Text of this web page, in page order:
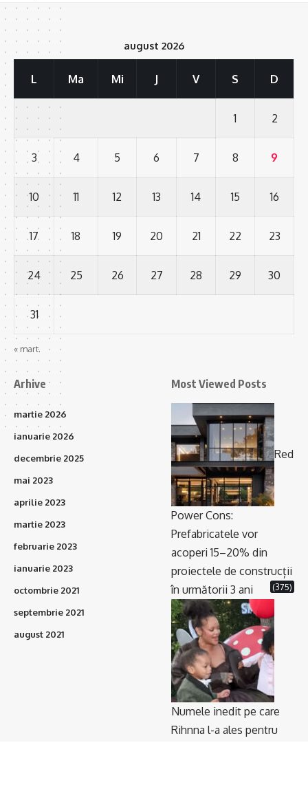
august 2026
L Ma Mi J V S D
1 2
3 4 5 6 7 8 9
10 11 12 13 14 15 16
17 18 19 20 21 22 23
24 25 26 27 28 29 30
31
« mart.
Arhive
martie 2026
ianuarie 2026
decembrie 2025
mai 2023
aprilie 2023
martie 2023
februarie 2023
ianuarie 2023
octombrie 2021
septembrie 2021
august 2021
Most Viewed Posts
Red
Power Cons:
Prefabricatele vor
acoperi 15–20% din
proiectele de construcții
în următorii 3 ani
(375)
Numele inedit pe care
Rihnna l-a ales pentru